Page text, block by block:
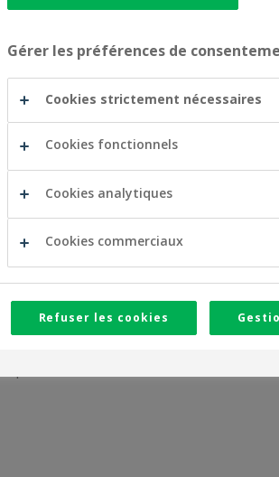
types de crédits logement.
de grande envergure, de
Gérer les préférences de
Cookies strictement nécessaires
Cookies fonctionnels
Cookies analytiques
Cookies commerciaux
Refuser les cookies